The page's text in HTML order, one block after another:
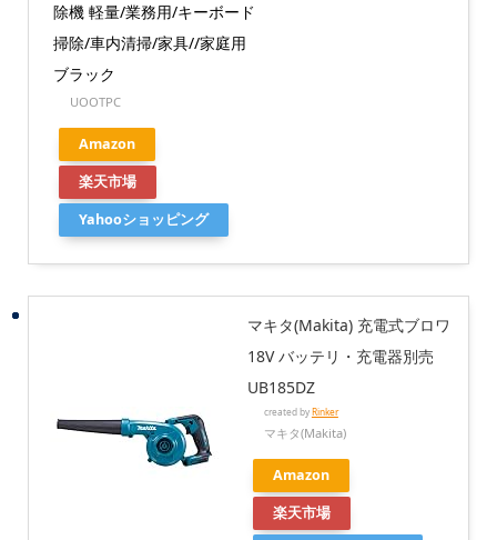
除機 軽量/業務用/キーボード
掃除/車内清掃/家具//家庭用
ブラック
UOOTPC
Amazon
楽天市場
Yahooショッピング
マキタ(Makita) 充電式ブロワ
18V バッテリ・充電器別売
UB185DZ
created byRinker
マキタ(Makita)
Amazon
楽天市場